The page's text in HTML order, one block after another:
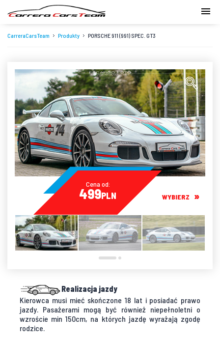
CarreraCarsTeam Produkty PORSCHE 911 (991) SPEC. GT3
Cena od:
499PLN WYBIERZ
Realizacja jazdy
Kierowca musi mieć skończone 18 lat i posiadać prawo
jazdy. Pasażerami mogą być również niepełnoletni o
wzroście min 150cm, na których jazdę wyrażają zgodę
rodzice.